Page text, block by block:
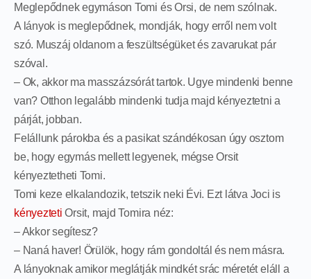
Meglepődnek egymáson Tomi és Orsi, de nem szólnak.
A lányok is meglepődnek, mondják, hogy erről nem volt
szó. Muszáj oldanom a feszültségüket és zavarukat pár
szóval.
– Ok, akkor ma masszázsórát tartok. Ugye mindenki benne
van? Otthon legalább mindenki tudja majd kényeztetni a
párját, jobban.
Felállunk párokba és a pasikat szándékosan úgy osztom
be, hogy egymás mellett legyenek, mégse Orsit
kényeztetheti Tomi.
Tomi keze elkalandozik, tetszik neki Évi. Ezt látva Joci is
kényezteti Orsit, majd Tomira néz:
– Akkor segítesz?
– Naná haver! Örülök, hogy rám gondoltál és nem másra.
A lányoknak amikor meglátják mindkét srác méretét eláll a